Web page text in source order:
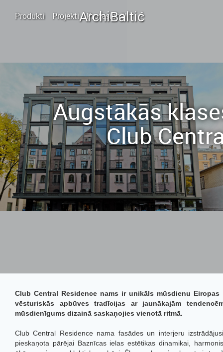
ArchiBaltic
Produkti Projekti Profesionāļi .
.
.
Augstākās
Club
Club Central Residence nams ir unikāls mūsdienu
vēsturiskās apbūves tradīcijas ar jaunākajām
mūsdienīgums dizainā saskaņojies vienotā ritmā.
Club Central Residencenama fasādes un interjeru
pieskaņota pārējai Baznīcas ielas estētikas dinamikai,